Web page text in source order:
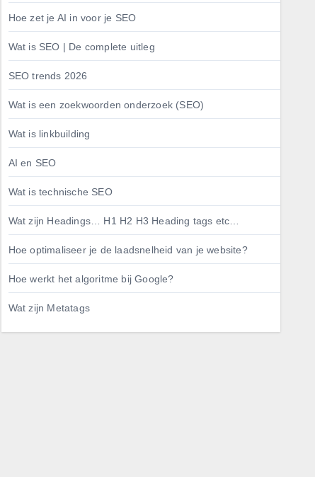
Hoe zet je AI in voor je SEO
Wat is SEO | De complete uitleg
SEO trends 2026
Wat is een zoekwoorden onderzoek (SEO)
Wat is linkbuilding
AI en SEO
Wat is technische SEO
Wat zijn Headings… H1 H2 H3 Heading tags etc…
Hoe optimaliseer je de laadsnelheid van je website?
Hoe werkt het algoritme bij Google?
Wat zijn Metatags